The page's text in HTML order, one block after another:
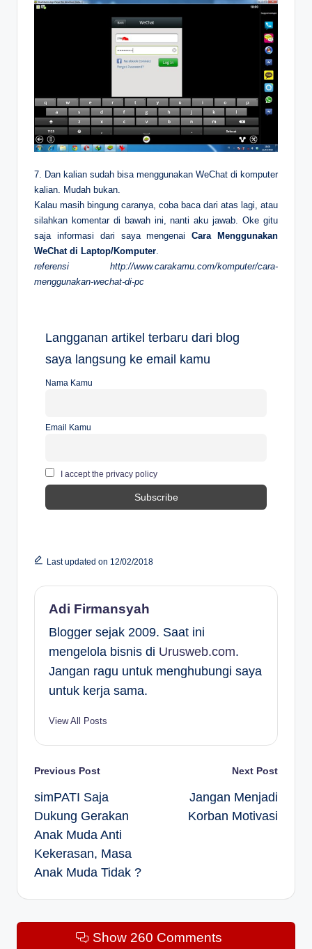
7. Dan kalian sudah bisa menggunakan WeChat di komputer
kalian. Mudah bukan.
Kalau masih bingung caranya, coba baca dari atas lagi, atau
silahkan komentar di bawah ini, nanti aku jawab. Oke gitu
saja informasi dari saya mengenaiCara Menggunakan
WeChat di Laptop/Komputer.
referensi http://www.carakamu.com/komputer/cara-
menggunakan-wechat-di-pc
Langganan artikel terbaru dari blog
saya langsung ke email kamu
Nama Kamu
Email Kamu
I accept the privacy policy
Last updated on 12/02/2018
Adi Firmansyah
Blogger sejak 2009. Saat ini
mengelola bisnis di Urusweb.com.
Jangan ragu untuk menghubungi saya
untuk kerja sama.
View All Posts
Post
navigation
Previous Post
simPATI Saja
Dukung Gerakan
Anak Muda Anti
Kekerasan, Masa
Anak Muda Tidak ?
Next Post
Jangan Menjadi
Korban Motivasi
Show 260 Comments